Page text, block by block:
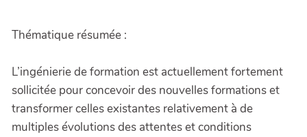
Thématique résumée :
L’ingénierie de formation est actuellement fortement
sollicitée pour concevoir des nouvelles formations et
transformer celles existantes relativement à de
multiples évolutions des attentes et conditions